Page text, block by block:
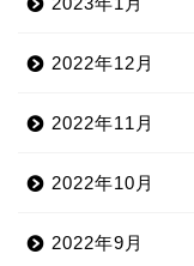
2022年12月
2022年11月
2022年10月
2022年9月